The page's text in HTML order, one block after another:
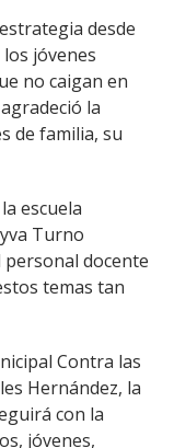
desde
jóvenes
no caigan en
la
de familia, su
escuela
Turno
docente
temas tan
Contra las
Hernández, la
con la
jóvenes,